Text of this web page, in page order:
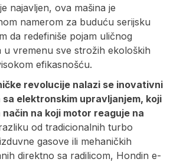
najavljen, ova mašina je
namerom za buduću serijsku
da redefiniše pojam uličnog
vremenu sve strožih ekoloških
efikasnošću.
revolucije nalazi se inovativni
elektronskim upravljanjem, koji
na koji motor reaguje na
od tradicionalnih turbo
gasove ili mehaničkih
direktno sa radilicom, Hondin e-